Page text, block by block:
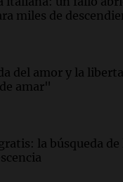
miles de
del amor y la
amar"
la búsqueda de